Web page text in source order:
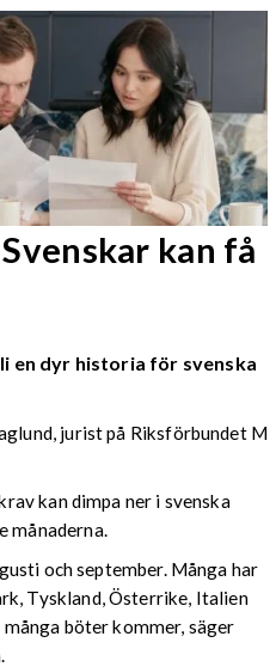
kan få
en dyr historia för svenska
jurist på Riksförbundet M
kan dimpa ner i svenska
månaderna.
och september. Många har
Tyskland, Österrike, Italien
böter kommer, säger